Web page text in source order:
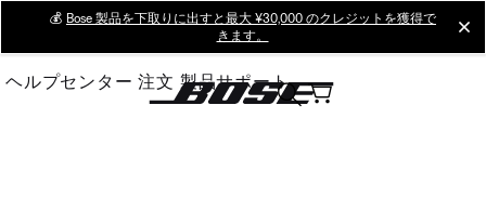
Main
💰 Bose 製品を下取りに出すと最大 ¥30,000 のクレジットを獲得で
きます。
ヘルプセンター 注文 製品サポート